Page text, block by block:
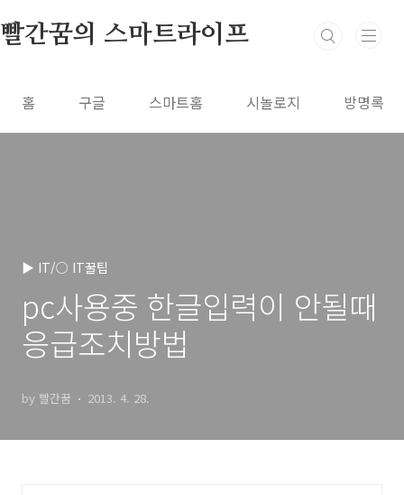
빨간꿈의 스마트라이프
홈 구글 스마트홈 시놀로지 방명록
▶ IT/○ IT꿀팁
pc사용중 한글입력이 안될때
응급조치방법
by 빨간꿈 2013. 4. 28.